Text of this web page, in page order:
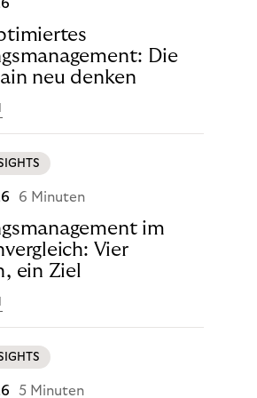
Die
neu denken
6 Minuten
im
Vier
ein Ziel
5 Minuten